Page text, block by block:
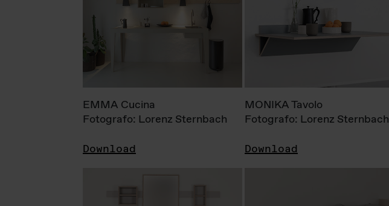
EMMA Cucina
Fotografo: Lorenz Sternbach
Download
MONIKA Tavolo
Fotografo: Lorenz Sternbach
Download